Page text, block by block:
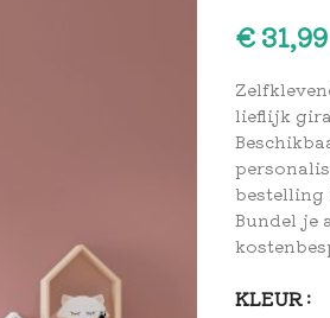
€
lieflijk
bestelling
Bundel je
KLEUR